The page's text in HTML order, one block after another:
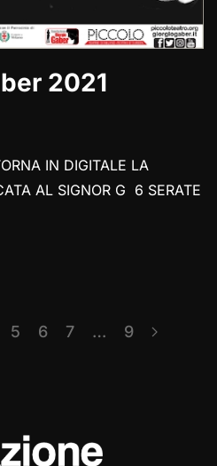
2021
IN DIGITALE LA
AL SIGNOR G 6 SERATE
5 6 7 … 9